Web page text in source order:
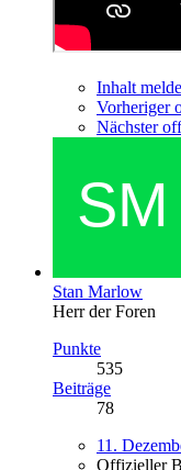
Inhalt
Vorheriger
Nächster
Stan Marlow
Herr der Foren
Punkte
535
Beiträge
78
11.
Offizieller